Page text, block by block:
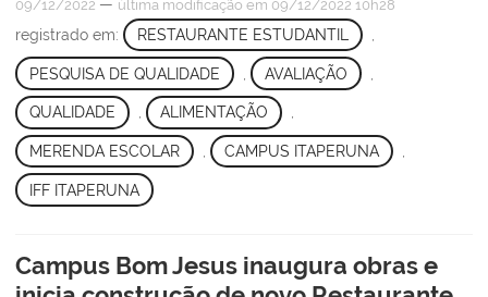
09/12/2022 — última modificação em 09/12/2022 10h28
registrado em: RESTAURANTE ESTUDANTIL
PESQUISA DE QUALIDADE AVALIAÇÃO
QUALIDADE , ALIMENTAÇÃO ,
MERENDA ESCOLAR CAMPUS ITAPERUNA
IFF ITAPERUNA
Campus Bom Jesus inaugura obras e